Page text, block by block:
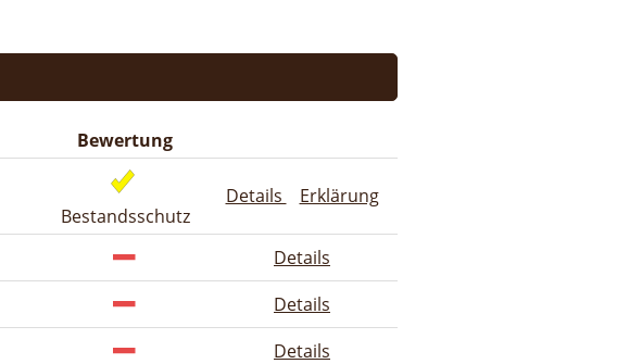
Bewertung
Bestandsschutz
Details Erklärung
Details
Details
Details